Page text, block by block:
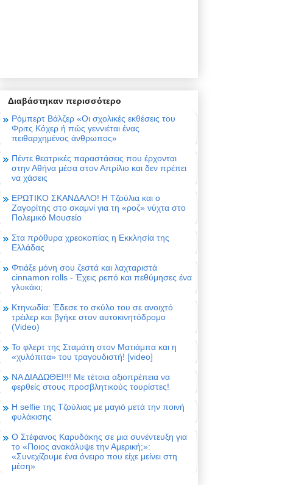
Διαβάστηκαν περισσότερο
Ρόμπερτ Βάλζερ «Οι σχολικές εκθέσεις του
Φριτς Κόχερ ή πώς γεννιέται ένας
πειθαρχημένος άνθρωπος»
Πέντε θεατρικές παραστάσεις που έρχονται
στην Αθήνα μέσα στον Απρίλιο και δεν πρέπει
να χάσεις
ΕΡΩΤΙΚΟ ΣΚΑΝΔΑΛΟ! Η Τζούλια και ο
Ζαγορίτης στο σκαμνί για τη «ροζ» νύχτα στο
Πολεμικό Μουσείο
Στα πρόθυρα χρεοκοπίας η Εκκλησία της
Ελλάδας
Φτιάξε μόνη σου ζεστά και λαχταριστά
cinnamon rolls - Έχεις ρεπό και πεθύμησες ένα
γλυκάκι;
Κτηνωδία: Έδεσε το σκύλο του σε ανοιχτό
τρέιλερ και βγήκε στον αυτοκινητόδρομο
(Video)
Το φλερτ της Σταμάτη στον Ματιάμπα και η
«χυλόπιτα» του τραγουδιστή! [video]
ΝΑ ΔΙΑΔΩΘΕΙ!!! Με τέτοια αξιοπρέπεια να
φερθείς στους προσβλητικούς τουρίστες!
Η selfie της Τζούλιας με μαγιό μετά την ποινή
φυλάκισης
Ο Στέφανος Καρυδάκης σε μια συνέντευξη για
το «Ποιος ανακάλυψε την Αμερική;»:
«Συνεχίζουμε ένα όνειρο που είχε μείνει στη
μέση»